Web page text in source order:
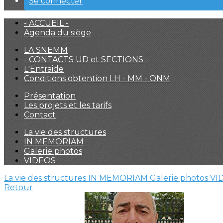
- ACCUEIL -
Agenda du siège
LA SNEMM
- CONTACTS UD et SECTIONS -
L'Entraide
Conditions obtention LH - MM - ONM
Présentation
Les projets et les tarifs
Contact
La vie des structures
IN MEMORIAM
Galerie photos
VIDEOS
La vie des structures IN MEMORIAM Galerie photos
Retour